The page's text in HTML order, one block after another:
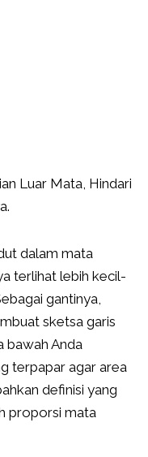
Luar Mata, Hindari
dalam mata
terlihat lebih kecil-
gantinya,
sketsa garis
bawah Anda
terpapar agar area
definisi yang
proporsi mata